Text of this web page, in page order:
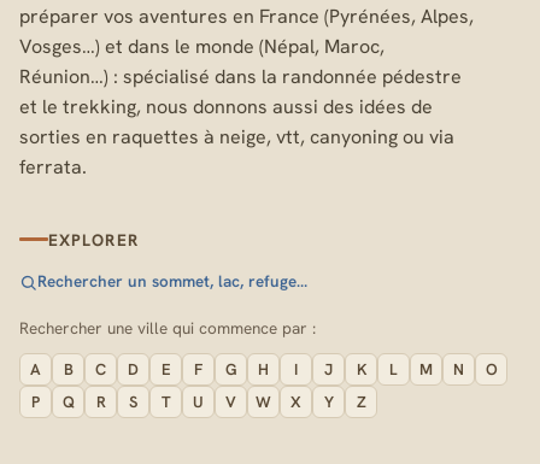
préparer vos aventures en France (Pyrénées, Alpes,
Vosges…) et dans le monde (Népal, Maroc,
Réunion…) : spécialisé dans la randonnée pédestre
et le trekking, nous donnons aussi des idées de
sorties en raquettes à neige, vtt, canyoning ou via
ferrata.
EXPLORER
Rechercher un sommet, lac, refuge…
Rechercher une ville qui commence par :
A B C D E F G H I J K L M N
O
P
Q R S T U V W X Y Z